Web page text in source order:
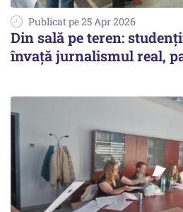
Publicat pe 25 Apr 2026
Din sală pe teren:
învață jurnalismul real,